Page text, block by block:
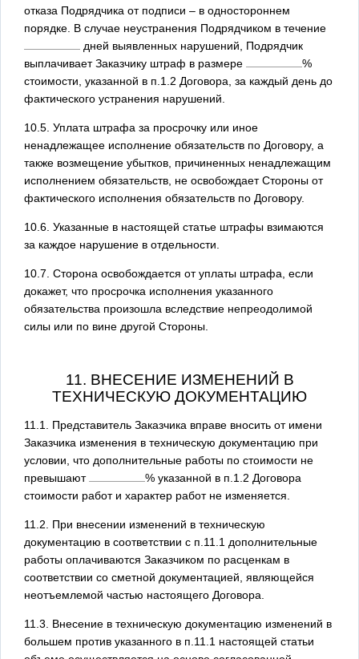
отказа Подрядчика от подписи – в одностороннем
порядке. В случае неустранения Подрядчиком в течение
дней выявленных нарушений, Подрядчик
выплачивает Заказчику штраф в размере
%
стоимости, указанной в п.1.2 Договора, за каждый день до
фактического устранения нарушений.
10.5. Уплата штрафа за просрочку или иное
ненадлежащее исполнение обязательств по Договору, а
также возмещение убытков, причиненных ненадлежащим
исполнением обязательств, не освобождает Стороны от
фактического исполнения обязательств по Договору.
10.6. Указанные в настоящей статье штрафы взимаются
за каждое нарушение в отдельности.
10.7. Сторона освобождается от уплаты штрафа, если
докажет, что просрочка исполнения указанного
обязательства произошла вследствие непреодолимой
силы или по вине другой Стороны.
11. ВНЕСЕНИЕ ИЗМЕНЕНИЙ В
ТЕХНИЧЕСКУЮ ДОКУМЕНТАЦИЮ
11.1. Представитель Заказчика вправе вносить от имени
Заказчика изменения в техническую документацию при
условии, что дополнительные работы по стоимости не
превышают
% указанной в п.1.2 Договора
стоимости работ и характер работ не изменяется.
11.2. При внесении изменений в техническую
документацию в соответствии с п.11.1 дополнительные
работы оплачиваются Заказчиком по расценкам в
соответствии со сметной документацией, являющейся
неотъемлемой частью настоящего Договора.
11.3. Внесение в техническую документацию изменений в
большем против указанного в п.11.1 настоящей статьи